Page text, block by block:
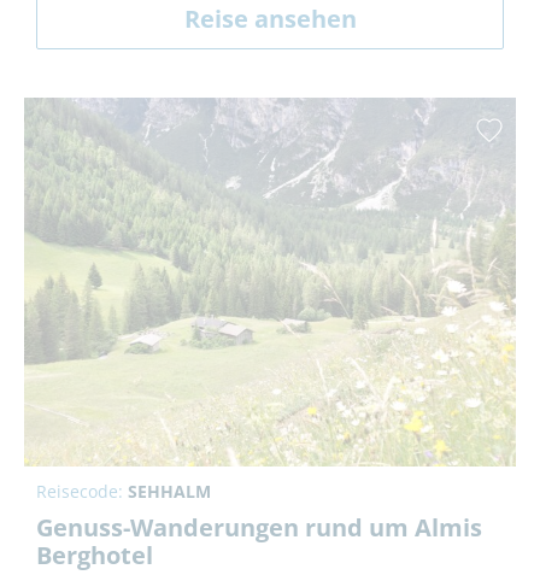
Reise ansehen
Reisecode: SEHHALM
Genuss-Wanderungen rund um Almis
Berghotel